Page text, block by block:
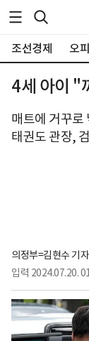
조선경제 오
4세 아이 "
매트에 거꾸로
태권도 관장,
의정부=김현수 기자
입력 2024.07.20.